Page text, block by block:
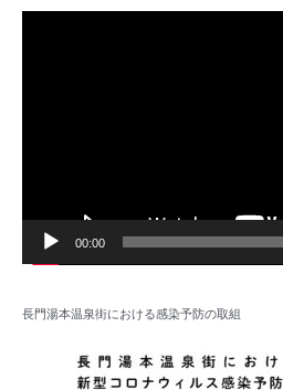
00:00
長門湯本温泉街における感染予防の取組